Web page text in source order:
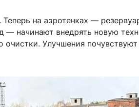
Теперь на аэротенках —
— начинают внедрять новую
очистки. Улучшения